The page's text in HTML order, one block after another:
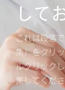
して
これは段落
集」をクリ
ルクリック
集してくだ